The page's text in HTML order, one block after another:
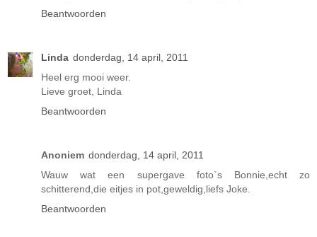
Beantwoorden
Linda donderdag, 14 april, 2011
Heel erg mooi weer.
Lieve groet, Linda
Beantwoorden
Anoniem donderdag, 14 april, 2011
Wauw wat een supergave foto`s Bonnie,echt zo
schitterend,die eitjes in pot,geweldig,liefs Joke.
Beantwoorden